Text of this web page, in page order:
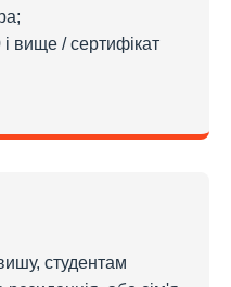
вище / сертифікат
студентам